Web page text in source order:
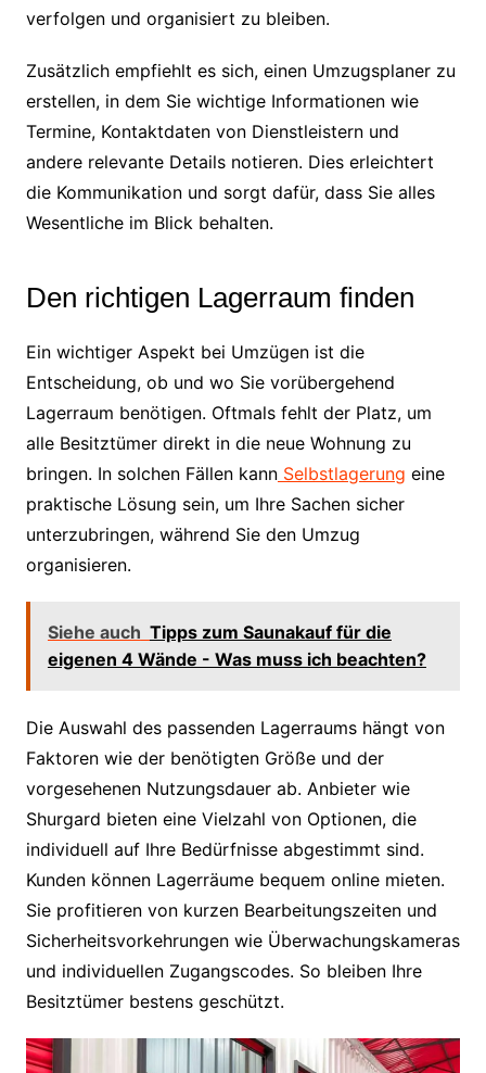
verfolgen und organisiert zu bleiben.
Zusätzlich empfiehlt es sich, einen Umzugsplaner zu
erstellen, in dem Sie wichtige Informationen wie
Termine, Kontaktdaten von Dienstleistern und
andere relevante Details notieren. Dies erleichtert
die Kommunikation und sorgt dafür, dass Sie alles
Wesentliche im Blick behalten.
Den richtigen Lagerraum finden
Ein wichtiger Aspekt bei Umzügen ist die
Entscheidung, ob und wo Sie vorübergehend
Lagerraum benötigen. Oftmals fehlt der Platz, um
alle Besitztümer direkt in die neue Wohnung zu
bringen. In solchen Fällen kannSelbstlagerung eine
praktische Lösung sein, um Ihre Sachen sicher
unterzubringen, während Sie den Umzug
organisieren.
Siehe auch Tipps zum Saunakauf für die
eigenen 4 Wände - Was muss ich beachten?
Die Auswahl des passenden Lagerraums hängt von
Faktoren wie der benötigten Größe und der
vorgesehenen Nutzungsdauer ab. Anbieter wie
Shurgard bieten eine Vielzahl von Optionen, die
individuell auf Ihre Bedürfnisse abgestimmt sind.
Kunden können Lagerräume bequem online mieten.
Sie profitieren von kurzen Bearbeitungszeiten und
Sicherheitsvorkehrungen wie Überwachungskameras
und individuellen Zugangscodes. So bleiben Ihre
Besitztümer bestens geschützt.